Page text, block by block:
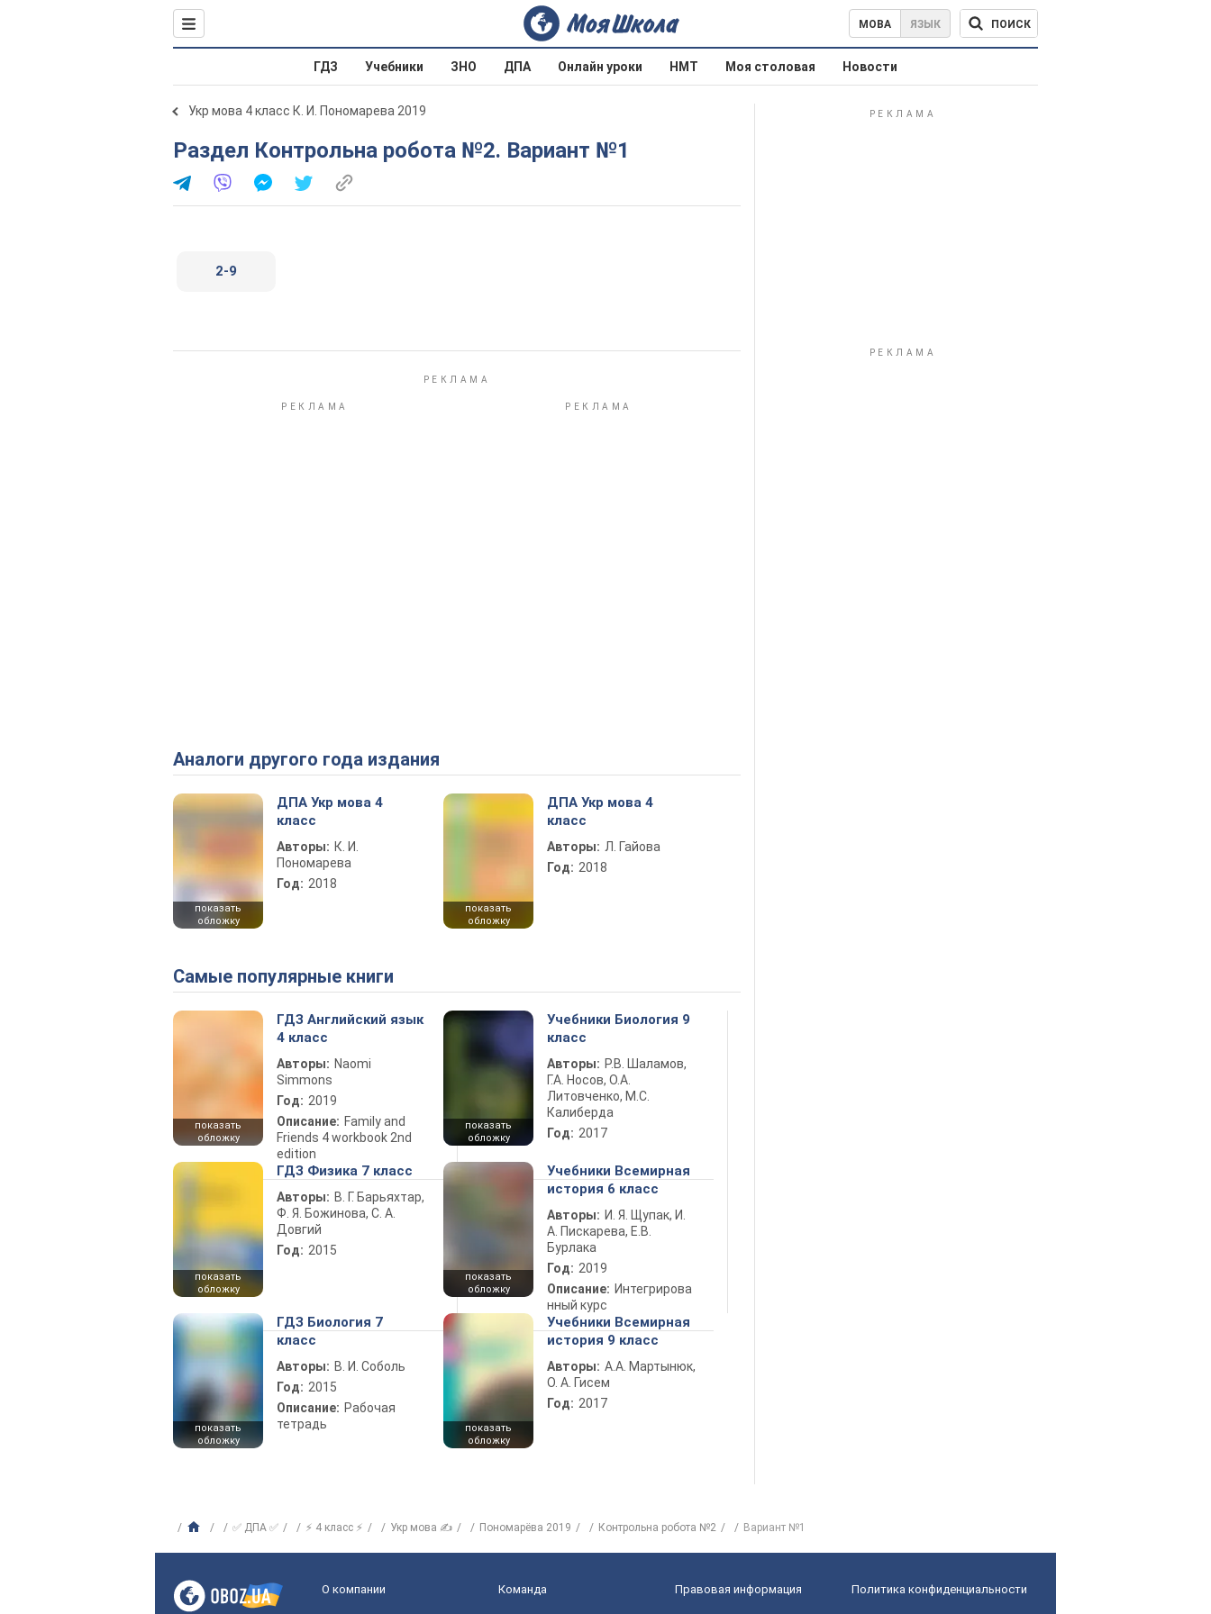
МОВА ЯЗЫК ПОИСК
ГДЗ Учебники ЗНО ДПА Онлайн уроки НМТ Моя столовая Новости
Укр мова 4 класс К. И. Пономарева 2019
Раздел Контрольна робота №2. Вариант №1
2-9
Аналоги другого года издания
показать
обложку
ДПА Укр мова 4
класс
Авторы: К. И.
Пономарева
Год: 2018
показать
обложку
ДПА Укр мова 4
класс
Авторы: Л. Гайова
Год: 2018
Самые популярные книги
показать
обложку
ГДЗ Английский язык
4 класс
Авторы: Naomi
Simmons
Год: 2019
Описание: Family and
Friends 4 workbook 2nd
edition
показать
обложку
Учебники Биология 9
класс
Авторы: Р.В. Шаламов,
Г.А. Носов, О.А.
Литовченко, М.С.
Калиберда
Год: 2017
показать
обложку
ГДЗ Физика 7 класс
Авторы: В. Г. Барьяхтар,
Ф. Я. Божинова, С. А.
Довгий
Год: 2015
показать
обложку
Учебники Всемирная
история 6 класс
Авторы: И. Я. Щупак, И.
А. Пискарева, Е.В.
Бурлака
Год: 2019
Описание: Интегрирова
нный курс
показать
обложку
ГДЗ Биология 7
класс
Авторы: В. И. Соболь
Год: 2015
Описание: Рабочая
тетрадь
показать
обложку
Учебники Всемирная
история 9 класс
Авторы: А.А. Мартынюк,
О. А. Гисем
Год: 2017
✅ ДПА ✅ ⚡ 4 класс ⚡ Укр мова ✍ Пономарёва 2019 Контрольна робота №2 Вариант №1
О компании Команда Правовая информация Политика конфиденциальности